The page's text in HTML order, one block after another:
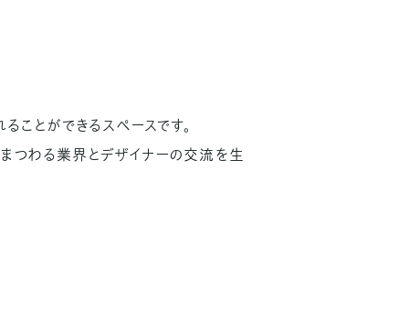
ことができるスペースです。
つわる業界とデザイナーの交流を生